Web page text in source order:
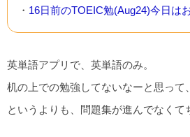
・ 16日前のTOEIC勉(Aug24)今日はお
英単語アプリで、英単語のみ。
机の上での勉強してないなーと思って
というよりも、問題集が進んでなくて